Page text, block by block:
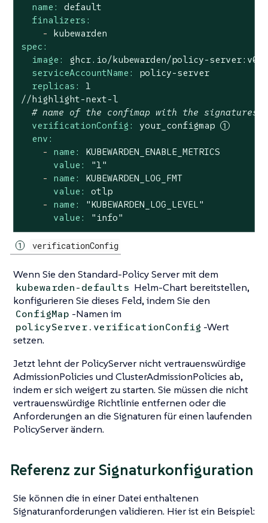
name:
default
finalizers:
-
kubewarden
spec:
image:
ghcr.io/kubewarden/policy-
serviceAccountName:
policy-server
replicas:
1
//highlight-next-l
# name of the confimap with the signatures
verificationConfig:
your_configmap
env:
-
name:
KUBEWARDEN_ENABLE_METRICS
value:
"1"
-
name:
KUBEWARDEN_LOG_FMT
value:
otlp
-
name:
"KUBEWARDEN_LOG_LEVEL"
value:
"info"
verificationConfig
Wenn Sie den Standard-Policy Server mit dem
kubewarden-defaults Helm-Chart bereitstellen,
konfigurieren Sie dieses Feld, indem Sie den
ConfigMap -Namen im
policyServer.verificationConfig -Wert
setzen.
Jetzt lehnt der PolicyServer nicht vertrauenswürdige
AdmissionPolicies und ClusterAdmissionPolicies ab,
indem er sich weigert zu starten. Sie müssen die nicht
vertrauenswürdige Richtlinie entfernen oder die
Anforderungen an die Signaturen für einen laufenden
PolicyServer ändern.
Referenz zur Signaturkonfiguration
Sie können die in einer Datei enthaltenen
Signaturanforderungen validieren. Hier ist ein Beispiel: